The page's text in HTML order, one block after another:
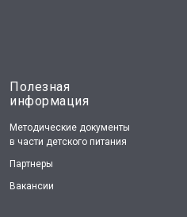
Полезная
информация
Методические документы
в части детского питания
Партнеры
Вакансии